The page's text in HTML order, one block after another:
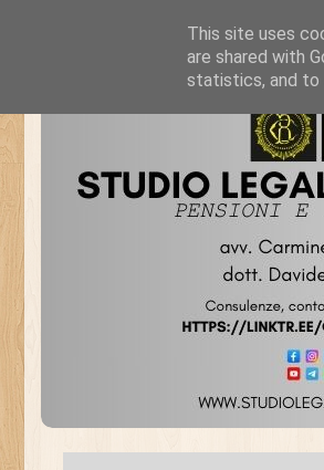
This site uses
are shared with
statistics, and to